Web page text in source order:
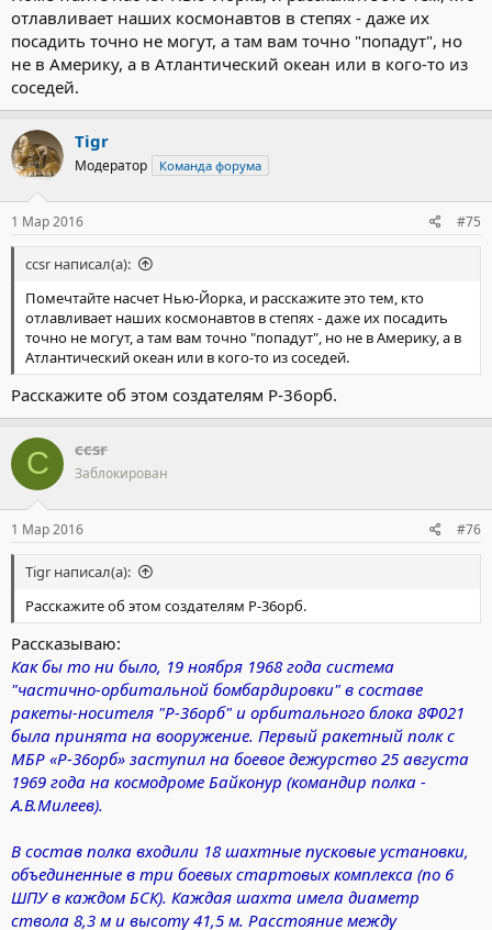
отлавливает наших космонавтов в степях - даже их
посадить точно не могут, а там вам точно "попадут", но
не в Америку, а в Атлантический океан или в кого-то из
соседей.
Tigr
Модератор Команда форума
1 Мар 2016 #75
ccsr написал(а):
Помечтайте насчет Нью-Йорка, и расскажите это тем, кто
отлавливает наших космонавтов в степях - даже их посадить
точно не могут, а там вам точно "попадут", но не в Америку, а в
Атлантический океан или в кого-то из соседей.
Расскажите об этом создателям Р-36орб.
C ccsr
Заблокирован
1 Мар 2016 #76
Tigr написал(а):
Расскажите об этом создателям Р-36орб.
Рассказываю:
Как бы то ни было, 19 ноября 1968 года система
"частично-орбитальной бомбардировки" в составе
ракеты-носителя "Р-36орб" и орбитального блока 8Ф021
была принята на вооружение. Первый ракетный полк с
МБР «Р-36орб» заступил на боевое дежурство 25 августа
1969 года на космодроме Байконур (командир полка -
А.В.Милеев).
В состав полка входили 18 шахтные пусковые установки,
объединенные в три боевых стартовых комплекса (по 6
ШПУ в каждом БСК). Каждая шахта имела диаметр
ствола 8,3 м и высоту 41,5 м. Расстояние между